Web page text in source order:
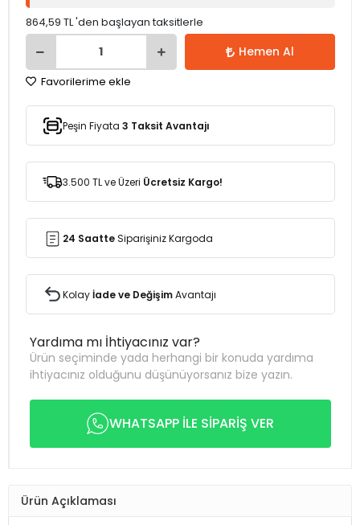
864,59 TL 'den başlayan taksitlerle
Hemen Al
Favorilerime ekle
Peşin Fiyata 3 Taksit Avantajı
3.500 TL ve Üzeri Ücretsiz Kargo!
24 SaatteSiparişiniz Kargoda
Kolayİade ve DeğişimAvantajı
Yardıma mı İhtiyacınız var?
Ürün seçiminde yada herhangi bir konuda yardıma
ihtiyacınız olduğunu düşünüyorsanız bize yazın.
WHATSAPP İLE SİPARİŞ VER
Ürün Açıklaması